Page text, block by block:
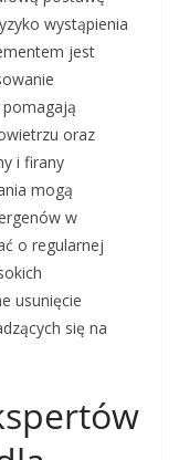
wystąpienia
jest
oraz
i firany
mogą
w
o regularnej
usunięcie
się na